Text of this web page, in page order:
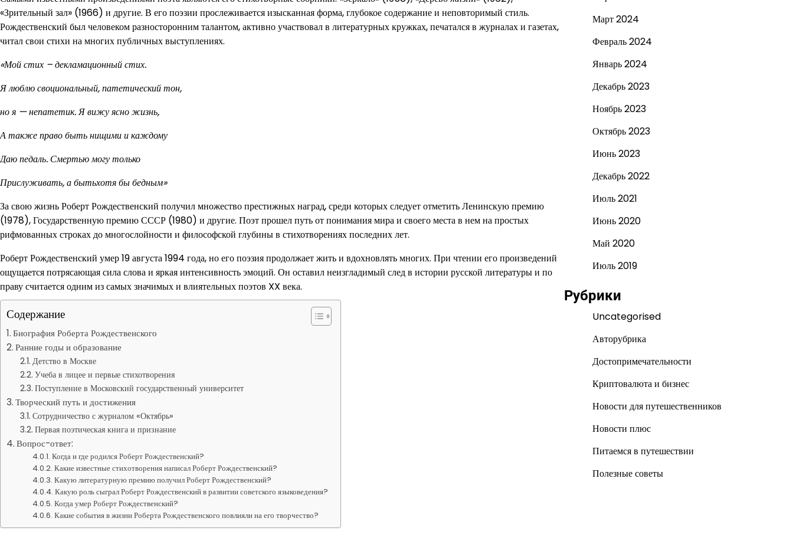
«Зрительный зал» (1966) и другие. В его поэзии прослеживается изысканная форма, глубокое содержание и неповторимый стиль.
Рождественский был человеком разносторонним талантом, активно участвовал в литературных кружках, печатался в журналах и газетах,
читал свои стихи на многих публичных выступлениях.
«Мой стих – декламационный стих.
Я люблю своциональный, патетический тон,
но я — непатетик. Я вижу ясно жизнь,
А также право быть нищими и каждому
Даю педаль. Смертью могу только
Прислуживать, а бытьхотя бы бедным»
За свою жизнь Роберт Рождественский получил множество престижных наград, среди которых следует отметить Ленинскую премию
(1978), Государственную премию СССР (1980) и другие. Поэт прошел путь от понимания мира и своего места в нем на простых
рифмованных строках до многослойности и философской глубины в стихотворениях последних лет.
Роберт Рождественский умер 19 августа 1994 года, но его поэзия продолжает жить и вдохновлять многих. При чтении его произведений
ощущается потрясающая сила слова и яркая интенсивность эмоций. Он оставил неизгладимый след в истории русской литературы и по
праву считается одним из самых значимых и влиятельных поэтов XX века.
Содержание
Биография Роберта Рождественского
Ранние годы и образование
Детство в Москве
Учеба в лицее и первые стихотворения
Поступление в Московский государственный университет
Творческий путь и достижения
Сотрудничество с журналом «Октябрь»
Первая поэтическая книга и признание
Вопрос-ответ:
Когда и где родился Роберт Рождественский?
Какие известные стихотворения написал Роберт Рождественский?
Какую литературную премию получил Роберт Рождественский?
Какую роль сыграл Роберт Рождественский в развитии советского языковедения?
Когда умер Роберт Рождественский?
Какие события в жизни Роберта Рождественского повлияли на его творчество?
Март 2024
Февраль 2024
Январь 2024
Декабрь 2023
Ноябрь 2023
Октябрь 2023
Июнь 2023
Декабрь 2022
Июль 2021
Июнь 2020
Май 2020
Июль 2019
Рубрики
Uncategorised
Авторубрика
Достопримечательности
Криптовалюта и бизнес
Новости для путешественников
Новости плюс
Питаемся в путешествии
Полезные советы